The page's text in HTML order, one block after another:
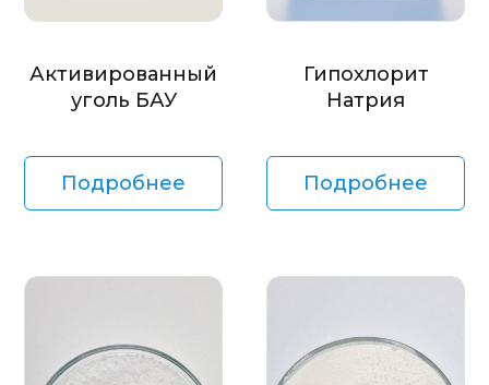
Активированный
уголь БАУ
Подробнее
Гипохлорит
Натрия
Подробнее